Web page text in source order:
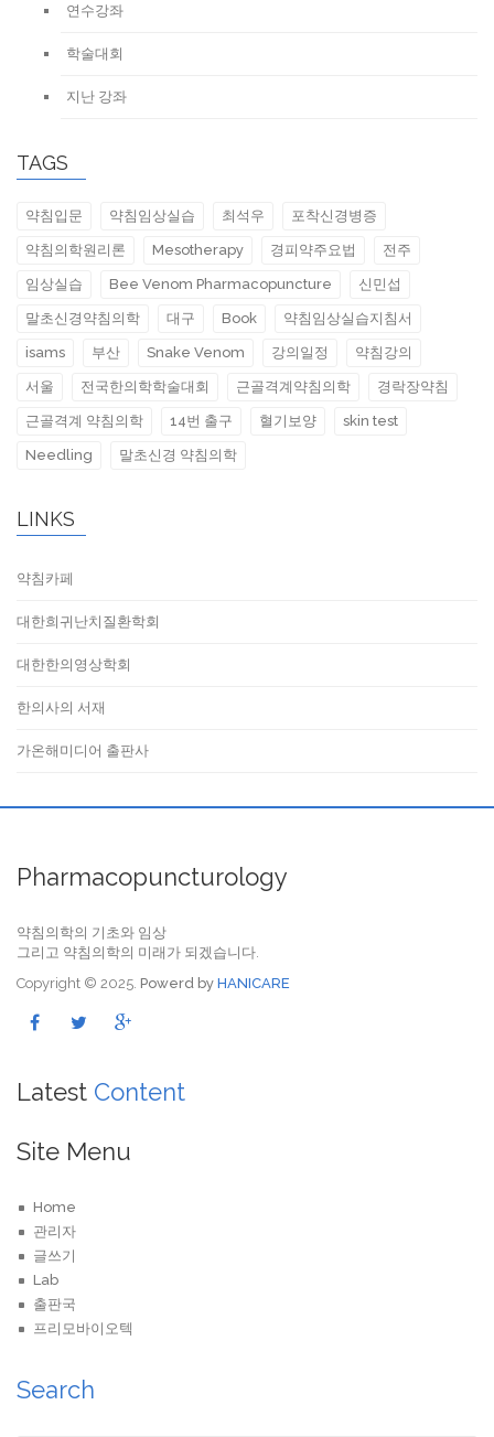
연수강좌
학술대회
지난 강좌
TAGS
약침입문 약침임상실습 최석우 포착신경병증
약침의학원리론 Mesotherapy 경피약주요법 전주
임상실습 Bee Venom Pharmacopuncture 신민섭
말초신경약침의학 대구 Book 약침임상실습지침서
isams 부산 Snake Venom 강의일정 약침강의
서울 전국한의학학술대회 근골격계약침의학 경락장약침
근골격계 약침의학 14번 출구 혈기보양 skin test
Needling 말초신경 약침의학
LINKS
약침카페
대한희귀난치질환학회
대한한의영상학회
한의사의 서재
가온해미디어 출판사
Pharmacopuncturology
약침의학의 기초와 임상
그리고 약침의학의 미래가 되겠습니다.
Copyright © 2025. Powerd by HANICARE
Latest Content
Site Menu
Home
관리자
글쓰기
Lab
출판국
프리모바이오텍
Search